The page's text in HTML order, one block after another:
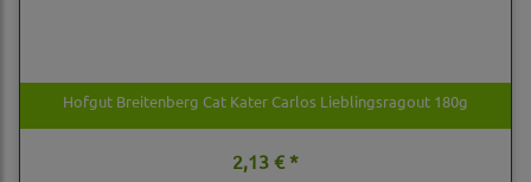
Hofgut Breitenberg Cat Kater Carlos Lieblingsragout 180g
2,13 € *